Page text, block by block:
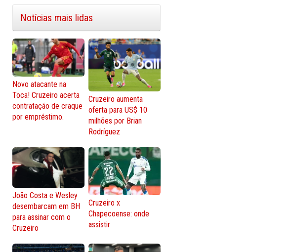
Notícias mais lidas
Novo atacante na
Toca! Cruzeiro acerta
contratação de craque
por empréstimo.
Cruzeiro aumenta
oferta para US$ 10
milhões por Brian
Rodríguez
João Costa e Wesley
desembarcam em BH
para assinar com o
Cruzeiro
Cruzeiro x
Chapecoense: onde
assistir